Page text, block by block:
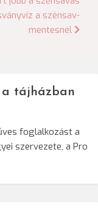
a szénsav-
mentesnél
a tájházban
foglalkozást a
szervezete, a Pro